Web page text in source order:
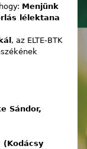
Menjünk
lélektana
, az ELTE-BTK
Sándor,
(Kodácsy